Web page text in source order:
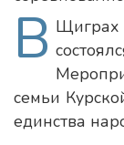
В
семьи
единства